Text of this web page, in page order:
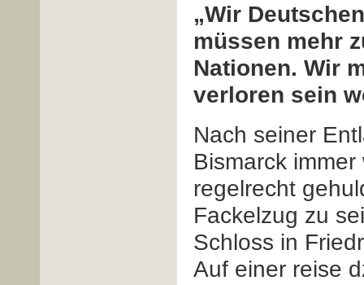
„Wir
müssen mehr
Nationen. Wir
verloren sein
Nach seiner
Bismarck
regelrecht
Fackelzug zu
Schloss in
Auf einer reise